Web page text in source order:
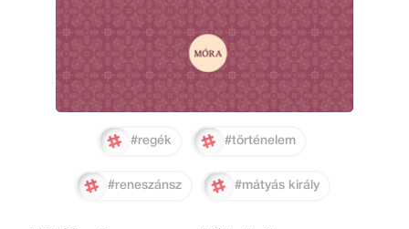
#regék #történelem
#reneszánsz #mátyás király